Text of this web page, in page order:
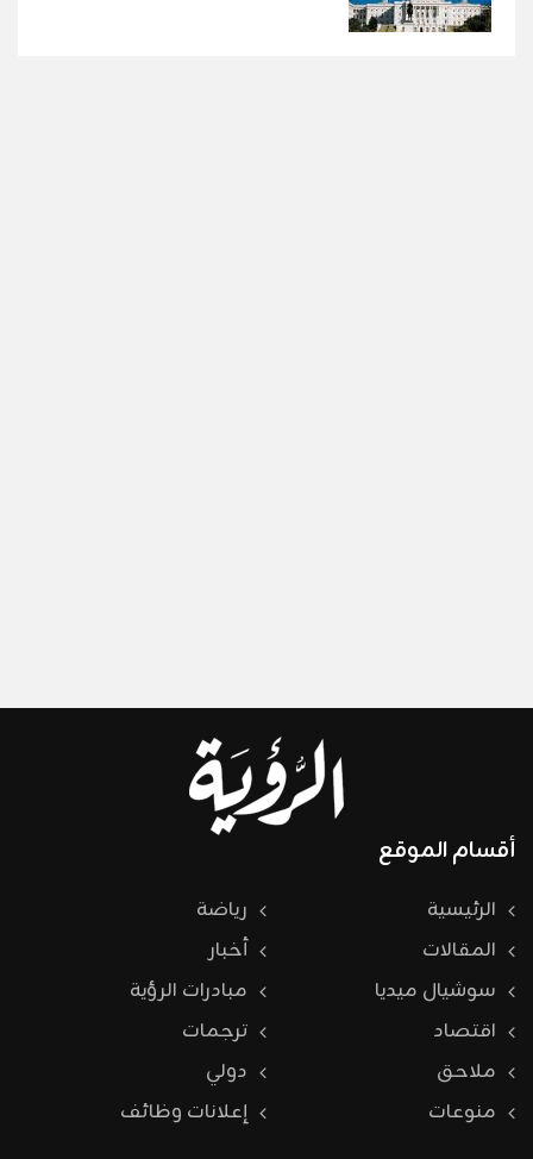
أقسام الموقع
الرئيسية
رياضة
المقالات
أخبار
سوشيال ميديا
مبادرات الرؤية
اقتصاد
ترجمات
ملاحق
دولي
منوعات
إعلانات وظائف